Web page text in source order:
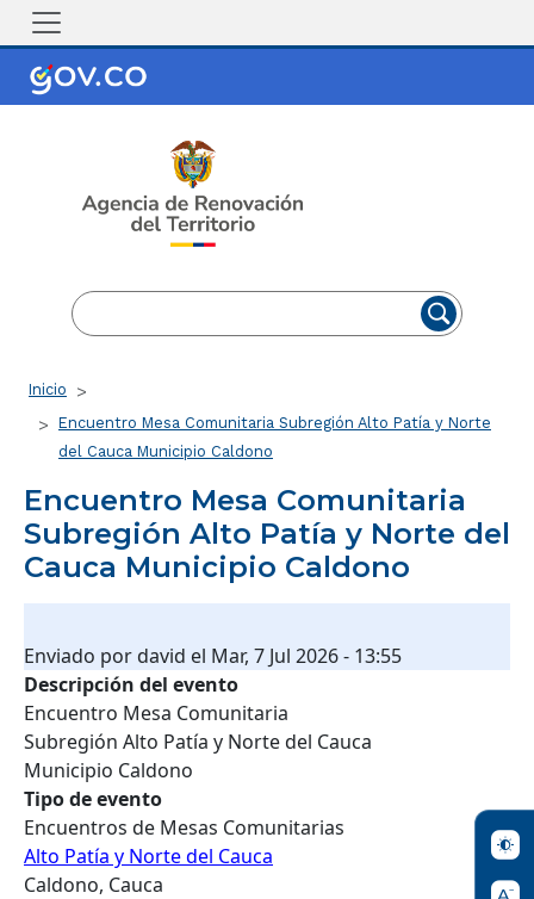
Pasar al contenido principal
Ruta de navegación
Inicio
Encuentro Mesa Comunitaria Subregión Alto Patía y Norte
del Cauca Municipio Caldono
Encuentro Mesa Comunitaria
Subregión Alto Patía y Norte del
Cauca Municipio Caldono
Enviado pordavid el Mar, 7 Jul 2026 - 13:55
Descripción del evento
Encuentro Mesa Comunitaria
Subregión Alto Patía y Norte del Cauca
Municipio Caldono
Tipo de evento
Encuentros de Mesas Comunitarias
Alto Patía y Norte del Cauca
Caldono, Cauca